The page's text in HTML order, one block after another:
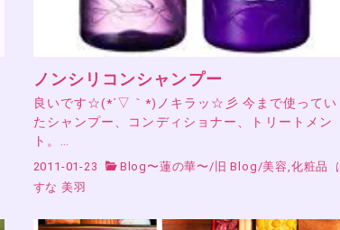
ノンシリコンシャンプー
良いです☆(*´▽｀*)ノキラッ☆彡 今まで使ってい
たシャンプー、コンディショナー、トリートメン
ト。…
2011-01-23 Blog〜蓮の華〜/ 旧 Blog/美容,化粧品
すな 美羽